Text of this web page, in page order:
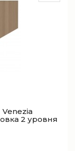
2 уровня